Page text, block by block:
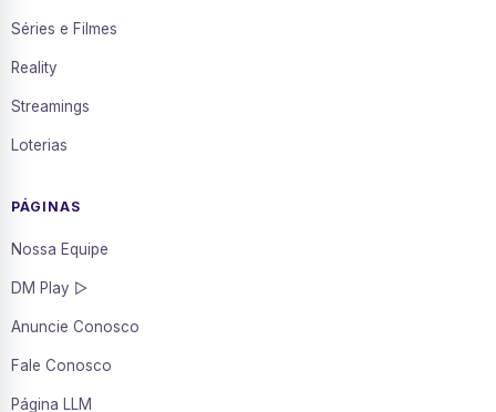
Séries e Filmes
Reality
Streamings
Loterias
PÁGINAS
Nossa Equipe
DM Play ▷
Anuncie Conosco
Fale Conosco
Página LLM